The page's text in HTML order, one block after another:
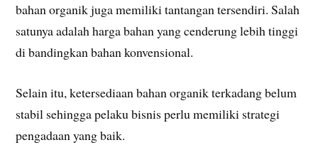
bahan organik juga memiliki tantangan tersendiri. Salah
satunya adalah harga bahan yang cenderung lebih tinggi
di bandingkan bahan konvensional.
Selain itu, ketersediaan bahan organik terkadang belum
stabil sehingga pelaku bisnis perlu memiliki strategi
pengadaan yang baik.